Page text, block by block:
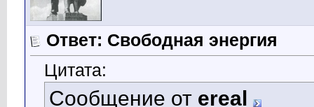
Ответ: Свободная энергия
Цитата:
Сообщение от ereal